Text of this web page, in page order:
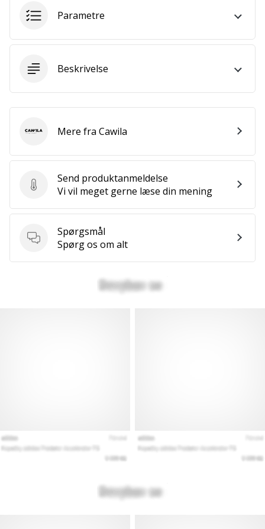
Parametre
Beskrivelse
Send produktanmeldelse
Send produktanmeldelse
Vi vil meget gerne læse din mening
Spørgsmål
Spørgsmål
Spørg os om alt
CawilaMere fra Cawila